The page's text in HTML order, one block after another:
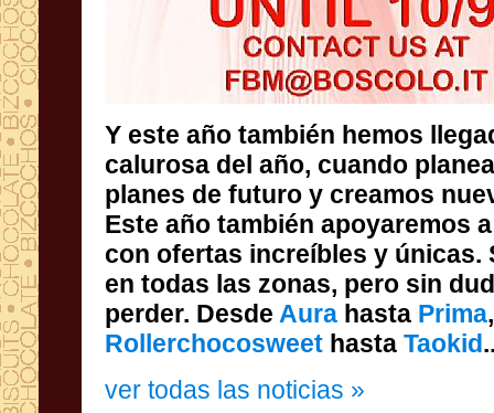
Y este año también hemos
calurosa del año, cuando
planes de futuro y creamos
Este año también apoyaremos
con ofertas increíbles y
en todas las zonas, pero sin
perder. Desde Aura hasta Prima
Rollerchocosweet hasta Taokid
ver todas las noticias »